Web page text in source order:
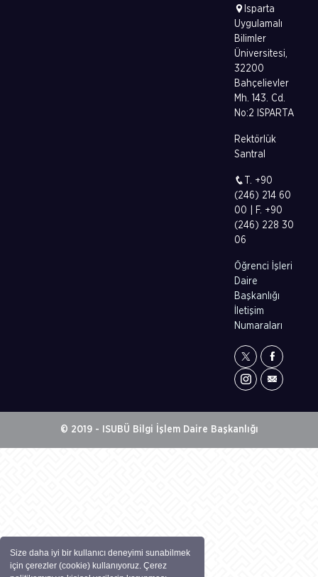
Size daha iyi bir kullanıcı deneyimi sunabilmek
için çerezler (cookie) kullanıyoruz. Çerez
Isparta
Uygulamalı
Bilimler
Üniversitesi,
32200
Bahçelievler
Mh. 143. Cd.
No:2 ISPARTA
Rektörlük
Santral
T. +90
(246) 214 60
00 | F. +90
(246) 228 30
06
Öğrenci İşleri
Daire
Başkanlığı
İletişim
Numaraları
© 2019 - ISUBÜ Bilgi İşlem Daire Başkanlığı